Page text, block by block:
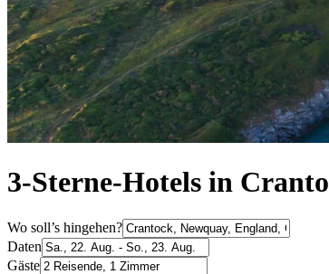
3-Sterne-Hotels in
Wo soll’s hingehen?
Daten
Gäste